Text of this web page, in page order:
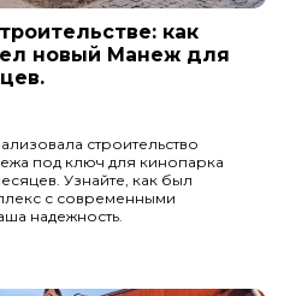
как
новый Манеж для
строительство
под ключ для кинопарка
Узнайте, как был
с современными
надежность.